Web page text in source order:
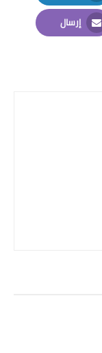
LinkedIn
إرسال
Email